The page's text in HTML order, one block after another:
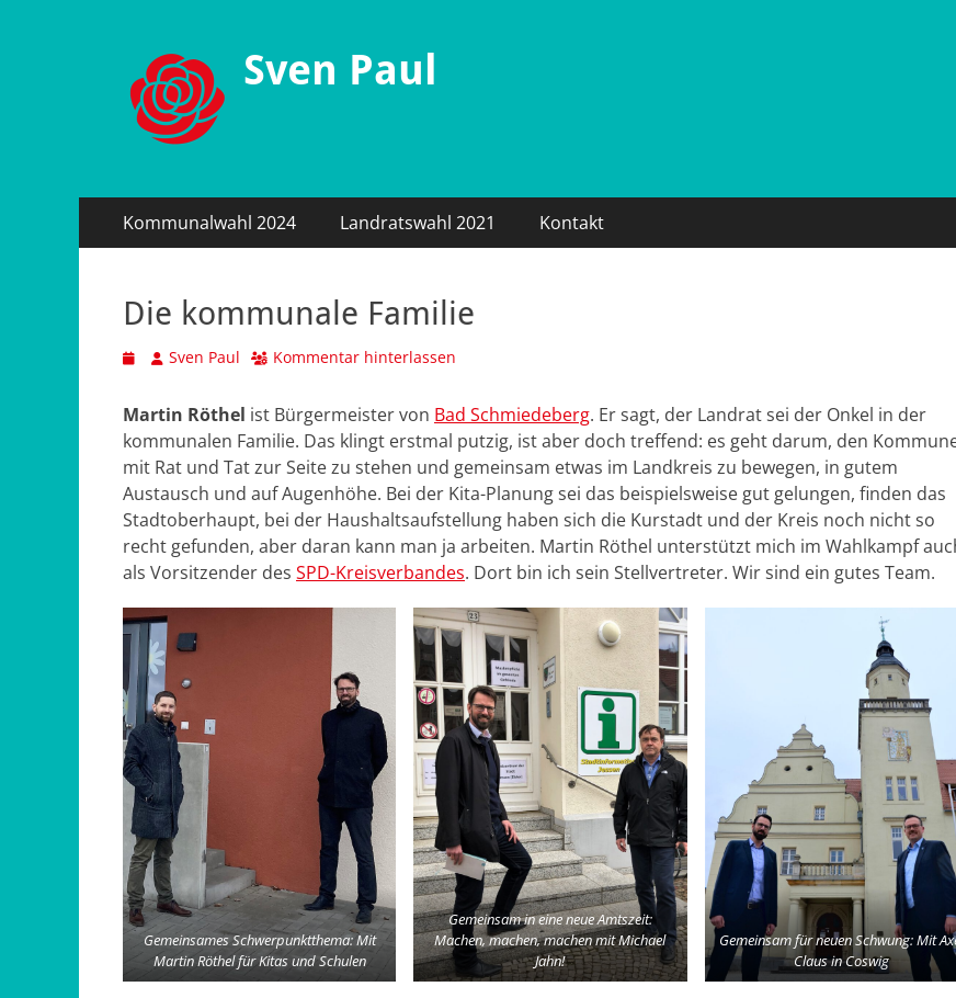
Sven Paul
Primäres
Menü
Inhalt
Kommunalwahl 2024 Landratswahl 2021 Kontakt
Die kommunale Familie
Veröffentlicht
AutorSven Paul Kommentar hinterlassen
Martin Röthel ist Bürgermeister von Bad Schmiedeberg. Er sagt, der Landrat sei der Onkel in der
kommunalen Familie. Das klingt erstmal putzig, ist aber doch treffend: es geht darum, den
mit Rat und Tat zur Seite zu stehen und gemeinsam etwas im Landkreis zu bewegen, in gutem
Austausch und auf Augenhöhe. Bei der Kita-Planung sei das beispielsweise gut gelungen, finden das
Stadtoberhaupt, bei der Haushaltsaufstellung haben sich die Kurstadt und der Kreis noch nicht so
recht gefunden, aber daran kann man ja arbeiten. Martin Röthel unterstützt mich im Wahlkampf
als Vorsitzender des SPD-Kreisverbandes. Dort bin ich sein Stellvertreter. Wir sind ein gutes Team.
Gemeinsames Schwerpunktthema: Mit
Martin Röthel für Kitas und Schulen
Gemeinsam in eine neue Amtszeit:
Machen, machen, machen mit Michael
Jahn!
Gemeinsam für neuen Schwung: Mit
Claus in Coswig